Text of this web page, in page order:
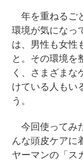
年を重ねるご
環境が気になっ
は、男性も女性
と。その環境を
く、さまざまな
けている人もい
う。
今回使ってみ
んな頭皮ケアに
ヤーマンの「ス